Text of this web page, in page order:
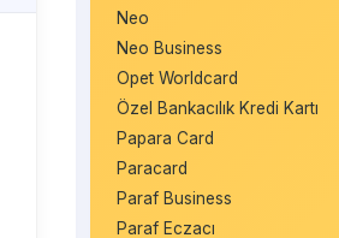
Neo
Neo Business
Opet Worldcard
Özel Bankacılık Kredi Kartı
Papara Card
Paracard
Paraf Business
Paraf Eczacı